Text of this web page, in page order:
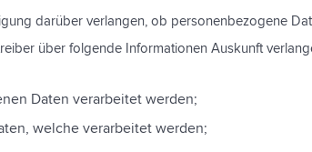
darüber verlangen, ob personenbezogene
über folgende Informationen Auskunft
Daten verarbeitet werden;
welche verarbeitet werden;